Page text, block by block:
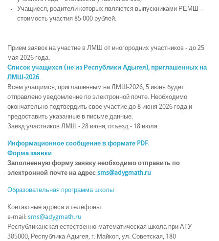
Учащиеся, родители которых являются выпускниками РЕМШ –
стоимость участия 85 000 рублей.
Прием заявок на участие в ЛМШ от иногородних участников - до 25
мая 2026 года.
Список учащихся (не из Республики Адыгея), приглашенных на
ЛМШ-2026.
Всем учащимся, приглашенным на ЛМШ-2026, 5 июня будет
отправлено уведомление по электронной почте. Необходимо
окончательно подтвердить свое участие до 8 июня 2026 года и
предоставить указанные в письме данные.
Заезд участников ЛМШ - 28 июня, отъезд - 18 июля.
Информационное сообщение в формате PDF.
Форма заявки
Заполненную форму заявку необходимо отправить по
электронной почте на адрес sms@adygmath.ru
Образовательная программа школы
Контактные адреса и телефоны
e-mail: sms@adygmath.ru
Республиканская естественно-математическая школа при АГУ
385000, Республика Адыгея, г. Майкоп, ул. Советская, 180